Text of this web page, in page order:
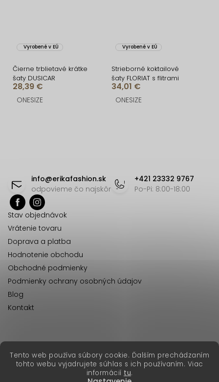
Tento web používa súbory cookie. Ďalším prechádzaním
tohto webu vyjadrujete súhlas s ich používaním. Viac
informácií tu.
Vyrobené v EÚ
Čierne trblietavé krátke
šaty DUSICAR
28,39 €
ONESIZE
Vyrobené v EÚ
Strieborné koktailové
šaty FLORIAT s flitrami
34,01 €
ONESIZE
a
y
u
info@erikafashion.sk
odpovieme čo najskôr
+421 23332 9767
Po-Pi: 8:00-18:00
Stav objednávok
Vrátenie tovaru
Doprava a platba
Hodnotenie obchodu
Obchodné podmienky
Podmienky ochrany osobných údajov
Blog
Kontakt
Vytvoril Shoptet Premium
Copyright 2026Erika Fashion. Všetky práva vyhradené.
erikafashion.cz